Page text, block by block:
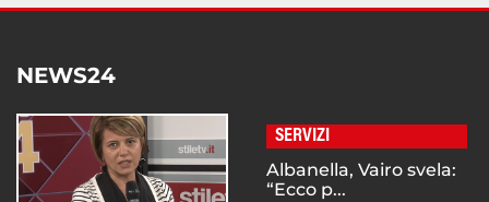
NEWS24
SERVIZI
Albanella, Vairo svela:
“Ecco p...